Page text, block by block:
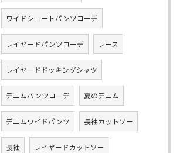
ワイドショートパンツコーデ
レイヤードパンツコーデ レース
レイヤードドッキングシャツ
デニムパンツコーデ 夏のデニム
デニムワイドパンツ 長袖カットソー
長袖 レイヤードカットソー